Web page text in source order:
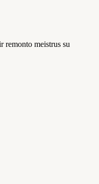
remonto meistrus su